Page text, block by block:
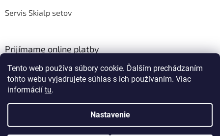
Tento web používa súbory cookie. Ďalším prechádzaním
tohto webu vyjadrujete súhlas s ich používaním. Viac
informácií tu.
Nastavenie
Servis Skialp setov
Prijímame online platby
Vytvoril Shoptet